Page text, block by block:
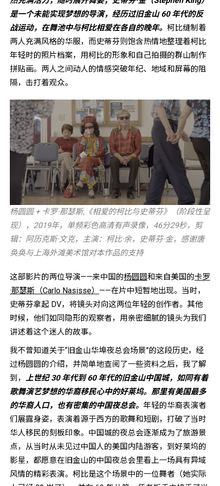
是一个未能实现梦想的导演，经历过旧金山 60 年代的反
战运动，在舞池中与柯比相爱在各自的晚年。 柯比缝制着
两人充满风格的华服，而史蒂芬则饱含热情地整理着柯比
年轻时的照片档案，用柯比的形象和自己拍摄的群山制作
拼贴画。两人之间动人的情感突破年纪、地域和屏幕的阻
隔，击打着观众。
杨圆圆 + 卡罗·那瑟斯,《相爱的柯比与史蒂芬》（阶段性呈
现），2019年，单频彩色高清有声录像，46分29秒，剪
辑：阿历克斯·文克，主演：柯比·余，史蒂芬·金，感谢唐
奂奂与上海外滩美术馆对本作品的支持
这部影片的两位导演——来中国的杨圆圆和来自美国的卡罗
·那瑟斯（Carlo Nasisse） ——在片中短暂地出现。当时，
史蒂芬拿起 DV，将镜头对向这两位年轻的创作者。其他
时候，他们如同隐形的观察者，用亲密细腻的镜头为我们
讲述着这个迷人的故事。
我不曾知道关于“旧金山华埠夜总会场景”的这段历史，经
过杨圆圆的介绍，并简单地查阅了一些资料之后，我了解
到， 上世纪 30 年代到 60 年代的旧金山中国城，如同有着
歌舞演艺梦想的华裔移民心中的好莱坞。那里有美国最多
的华裔人口，也有密集的中国夜总会。 年轻的华裔表演者
们展露身姿，表演着源于西方的歌舞和短剧，打破了当时
华人移民的刻板印象。中国城的夜总会逐渐成为了旅游景
点，从当时从未见过中国人的美国内陆游客，到好莱坞的
影星，都愿意在旧金山的中国夜总会里看上一场具有异域
风情的精彩表演。柯比是这个场景中的一位舞者（她实际